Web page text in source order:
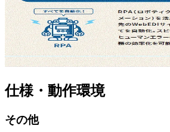
仕様・動作環境
その他